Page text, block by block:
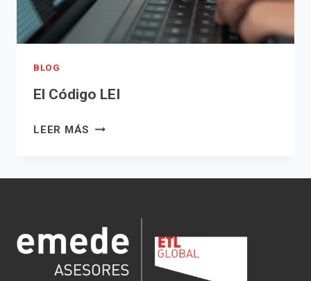
BLOG
El Código LEI
LEER MÁS EL